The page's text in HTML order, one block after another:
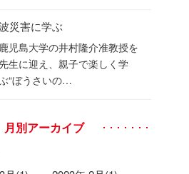
災害に学ぶ
鹿児島大学の井村隆介准教授を
生に迎え、親子で楽しく学
“ぼうさいの…
月別アーカイブ